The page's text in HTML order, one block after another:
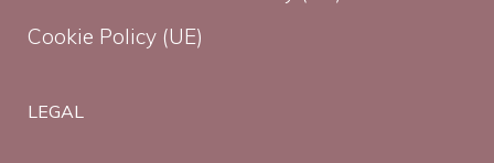
Cookie Policy (UE)
LEGAL